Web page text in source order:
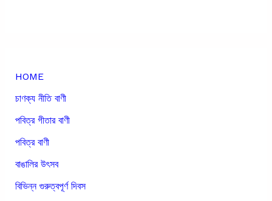
HOME
চাণক্য নীতি বাণী
পবিত্র গীতার বাণী
পবিত্র বাণী
বাঙালির উৎসব
বিভিন্ন গুরুত্বপূর্ণ দিবস